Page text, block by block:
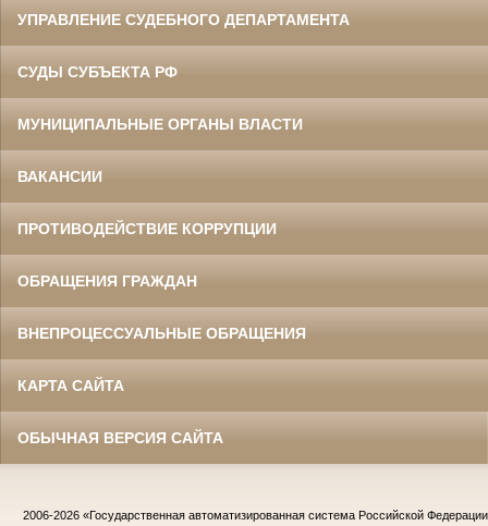
УПРАВЛЕНИЕ СУДЕБНОГО ДЕПАРТАМЕНТА
СУДЫ СУБЪЕКТА РФ
МУНИЦИПАЛЬНЫЕ ОРГАНЫ ВЛАСТИ
ВАКАНСИИ
ПРОТИВОДЕЙСТВИЕ КОРРУПЦИИ
ОБРАЩЕНИЯ ГРАЖДАН
ВНЕПРОЦЕССУАЛЬНЫЕ ОБРАЩЕНИЯ
КАРТА САЙТА
ОБЫЧНАЯ ВЕРСИЯ САЙТА
2006-2026 «Государственная автоматизированная система Российской